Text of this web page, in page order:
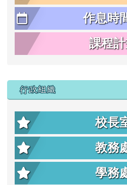
作息時
課程
行政組織
校長
教務
學務